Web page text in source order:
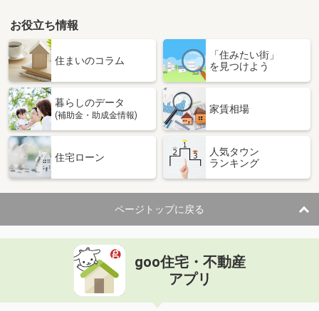
お役立ち情報
住まいのコラム
「住みたい街」
を見つけよう
暮らしのデータ
(補助金・助成金情報)
家賃相場
住宅ローン
人気タウン
ランキング
ページトップに戻る
goo住宅・不動産
アプリ